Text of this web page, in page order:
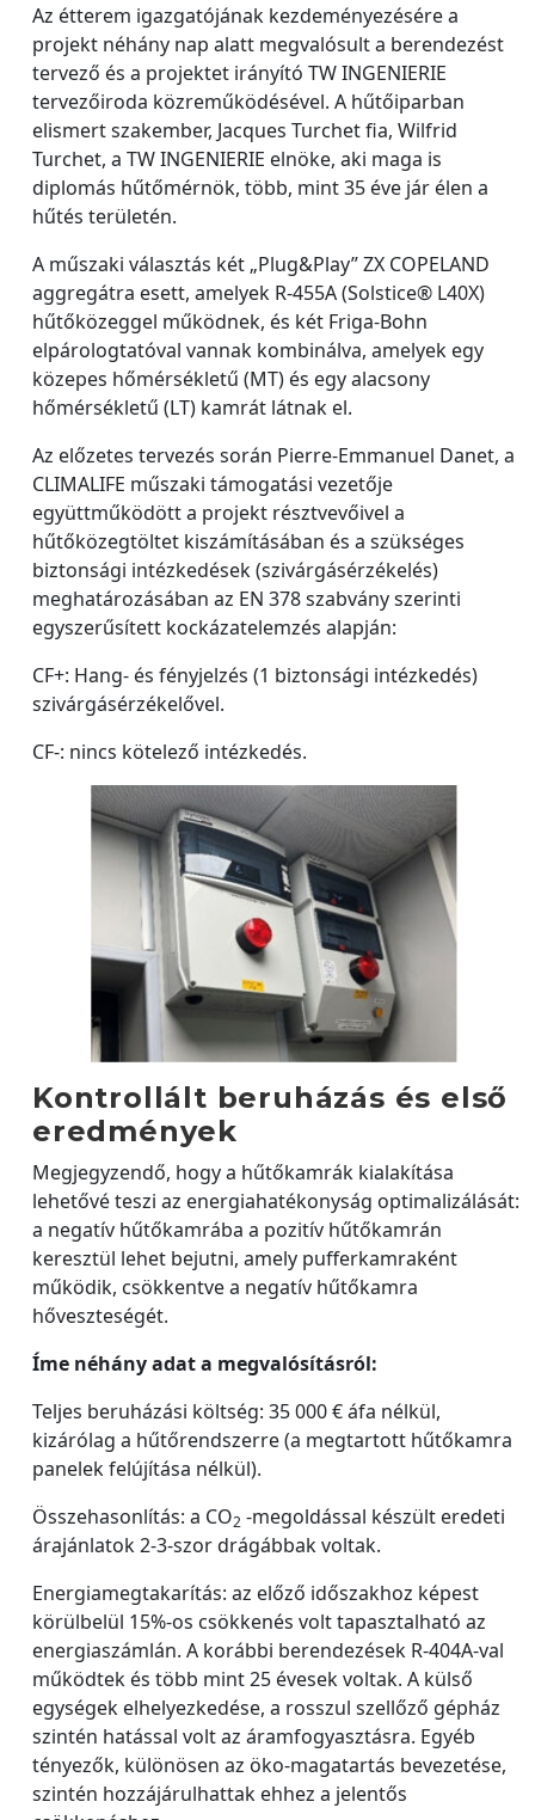
Az étterem igazgatójának kezdeményezésére a
projekt néhány nap alatt megvalósult a berendezést
tervező és a projektet irányító TW INGENIERIE
tervezőiroda közreműködésével. A hűtőiparban
elismert szakember, Jacques Turchet fia, Wilfrid
Turchet, a TW INGENIERIE elnöke, aki maga is
diplomás hűtőmérnök, több, mint 35 éve jár élen a
hűtés területén.
A műszaki választás két „Plug&Play” ZX COPELAND
aggregátra esett, amelyek R-455A (Solstice® L40X)
hűtőközeggel működnek, és két Friga-Bohn
elpárologtatóval vannak kombinálva, amelyek egy
közepes hőmérsékletű (MT) és egy alacsony
hőmérsékletű (LT) kamrát látnak el.
Az előzetes tervezés során Pierre-Emmanuel Danet, a
CLIMALIFE műszaki támogatási vezetője
együttműködött a projekt résztvevőivel a
hűtőközegtöltet kiszámításában és a szükséges
biztonsági intézkedések (szivárgásérzékelés)
meghatározásában az EN 378 szabvány szerinti
egyszerűsített kockázatelemzés alapján:
CF+: Hang- és fényjelzés (1 biztonsági intézkedés)
szivárgásérzékelővel.
CF-: nincs kötelező intézkedés.
Kontrollált beruházás és első
eredmények
Megjegyzendő, hogy a hűtőkamrák kialakítása
lehetővé teszi az energiahatékonyság optimalizálását:
a negatív hűtőkamrába a pozitív hűtőkamrán
keresztül lehet bejutni, amely pufferkamraként
működik, csökkentve a negatív hűtőkamra
hőveszteségét.
Íme néhány adat a megvalósításról:
Teljes beruházási költség: 35 000 € áfa nélkül,
kizárólag a hűtőrendszerre (a megtartott hűtőkamra
panelek felújítása nélkül).
Összehasonlítás: a CO2 -megoldással készült eredeti
árajánlatok 2-3-szor drágábbak voltak.
Energiamegtakarítás: az előző időszakhoz képest
körülbelül 15%-os csökkenés volt tapasztalható az
energiaszámlán. A korábbi berendezések R-404A-val
működtek és több mint 25 évesek voltak. A külső
egységek elhelyezkedése, a rosszul szellőző gépház
szintén hatással volt az áramfogyasztásra. Egyéb
tényezők, különösen az öko-magatartás bevezetése,
szintén hozzájárulhattak ehhez a jelentős